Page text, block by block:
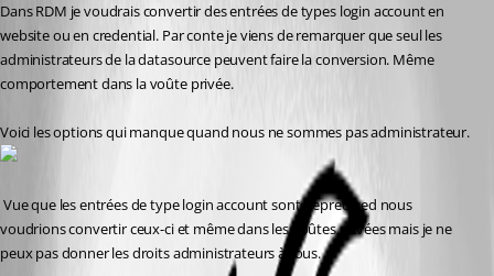
Dans RDM je voudrais convertir des entrées de types login account en
website ou en credential. Par conte je viens de remarquer que seul les
administrateurs de la datasource peuvent faire la conversion. Même
comportement dans la voûte privée.
Voici les options qui manque quand nous ne sommes pas administrateur.
voudrions convertir ceux-ci et même dans les voûtes privées mais je ne
peux pas donner les droits administrateurs à tous.